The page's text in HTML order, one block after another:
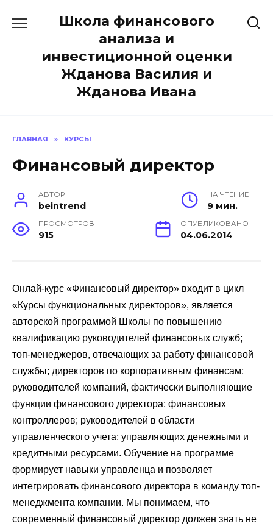
Школа финансового
анализа и
инвестиционной оценки
Жданова Василия и
Жданова Ивана
ГЛАВНАЯ » КУРСЫ
Финансовый директор
АВТОР
beintrend
НА ЧТЕНИЕ
9 мин.
ПРОСМОТРОВ
915
ОПУБЛИКОВАНО
04.06.2014
Онлай-курс «Финансовый директор» входит в цикл
«Курсы функциональных директоров», является
авторской программой Школы по повышению
квалификацию руководителей финансовых служб;
топ-менеджеров, отвечающих за работу финансовой
службы; директоров по корпоративным финансам;
руководителей компаний, фактически выполняющие
функции финансового директора; финансовых
контроллеров; руководителей в области
управленческого учета; управляющих денежными и
кредитными ресурсами. Обучение на программе
формирует навыки управленца и позволяет
интегрировать финансового директора в команду топ-
менеджмента компании. Мы понимаем, что
современный финансовый директор должен знать не